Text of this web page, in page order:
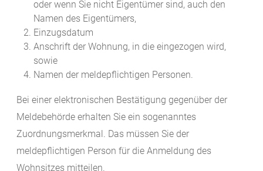
oder wenn Sie nicht Eigentümer sind, auch den
Namen des Eigentümers,
Einzugsdatum
Anschrift der Wohnung, in die eingezogen wird,
sowie
Namen der meldepflichtigen Personen.
Bei einer elektronischen Bestätigung gegenüber der
Meldebehörde erhalten Sie ein sogenanntes
Zuordnungsmerkmal. Das müssen Sie der
meldepflichtigen Person für die Anmeldung des
Wohnsitzes mitteilen.